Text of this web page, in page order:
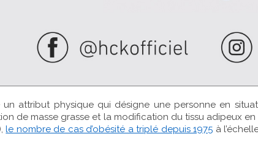
un attribut physique qui désigne une personne en
de masse grasse et la modification du tissu adipeux
le nombre de cas d’obésité a triplé depuis 1975 à